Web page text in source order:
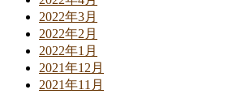
2022年3月
2022年2月
2022年1月
2021年12月
2021年11月